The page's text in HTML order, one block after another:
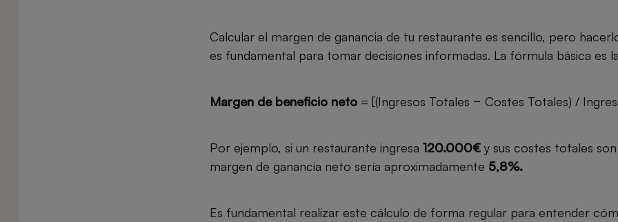
Calcular el margen de ganancia de tu restaurante es sencillo, pero
es fundamental para tomar decisiones informadas. La fórmula básica es
Margen de beneficio neto = [(Ingresos Totales − Costes Totales) /
Por ejemplo, si un restaurante ingresa 120.000€ y sus costes totales
margen de ganancia neto sería aproximadamente 5,8%.
Es fundamental realizar este cálculo de forma regular para entender